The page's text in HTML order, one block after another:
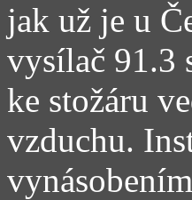
jak už je u
vysílač 91.3
ke stožáru
vzduchu.